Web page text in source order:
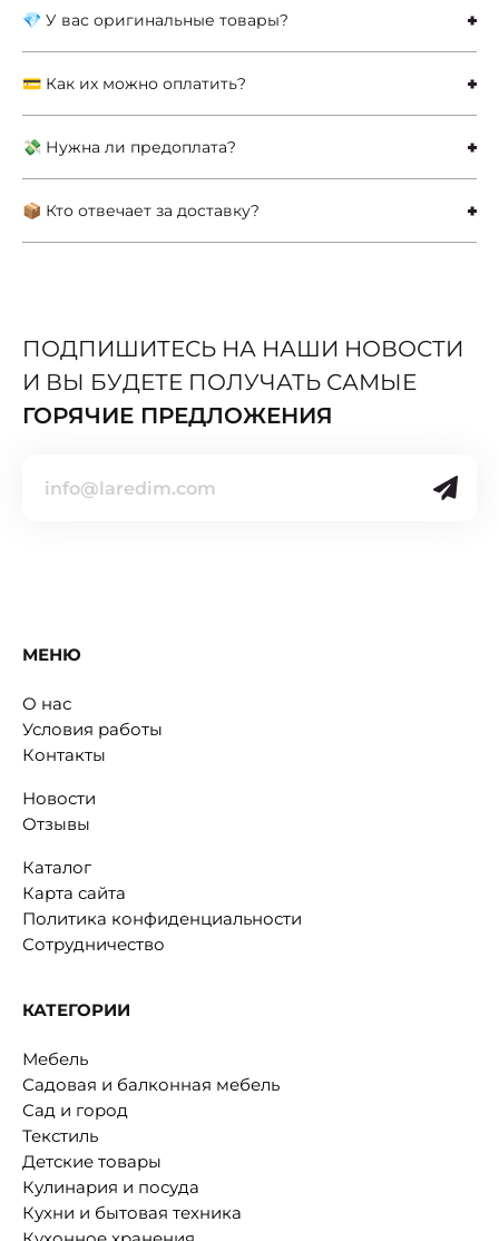
💎 У вас оригинальные товары?
💳 Как их можно оплатить?
💸 Нужна ли предоплата?
📦 Кто отвечает за доставку?
ПОДПИШИТЕСЬ НА НАШИ НОВОСТИ
И ВЫ БУДЕТЕ ПОЛУЧАТЬ САМЫЕ
ГОРЯЧИЕ ПРЕДЛОЖЕНИЯ
МЕНЮ
О нас
Условия работы
Контакты
Новости
Отзывы
Каталог
Карта сайта
Политика конфиденциальности
Сотрудничество
КАТЕГОРИИ
Мебель
Садовая и балконная мебель
Сад и город
Текстиль
Детские товары
Кулинария и посуда
Кухни и бытовая техника